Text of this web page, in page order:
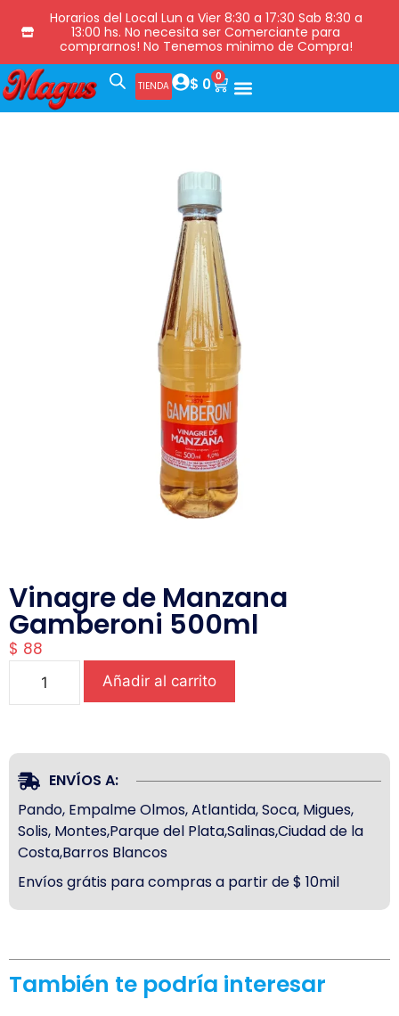
Horarios del Local Lun a Vier 8:30 a 17:30 Sab 8:30 a
13:00 hs. No necesita ser Comerciante para
comprarnos! No Tenemos minimo de Compra!
TIENDA $ 0 0
Vinagre de Manzana
Gamberoni 500ml
$ 88
Añadir al carrito
ENVÍOS A:
Pando, Empalme Olmos, Atlantida, Soca, Migues,
Solis, Montes,Parque del Plata,Salinas,Ciudad de la
Costa,Barros Blancos
Envíos grátis para compras a partir de $ 10mil
También te podría interesar